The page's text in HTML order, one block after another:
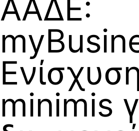
ΑΑΔΕ:
minimis